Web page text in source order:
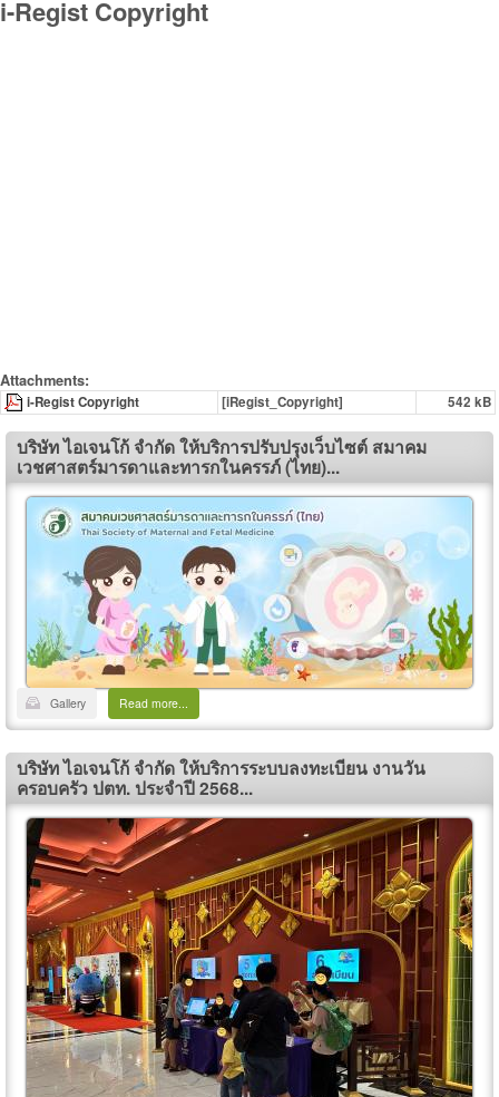
i-Regist Copyright
Attachments:
i-Regist Copyright [iRegist_Copyright] 542 kB
บริษัท ไอเจนโก้ จำกัด ให้บริการปรับปรุงเว็บไซต์ สมาคม
เวชศาสตร์มารดาและทารกในครรภ์ (ไทย)...
Gallery Read more...
บริษัท ไอเจนโก้ จำกัด ให้บริการระบบลงทะเบียน งานวัน
ครอบครัว ปตท. ประจำปี 2568...